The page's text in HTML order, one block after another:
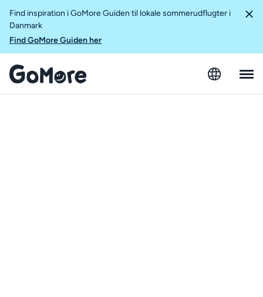
Find inspiration i GoMore Guiden til lokale sommerudflugter i
Danmark
Find GoMore Guiden her